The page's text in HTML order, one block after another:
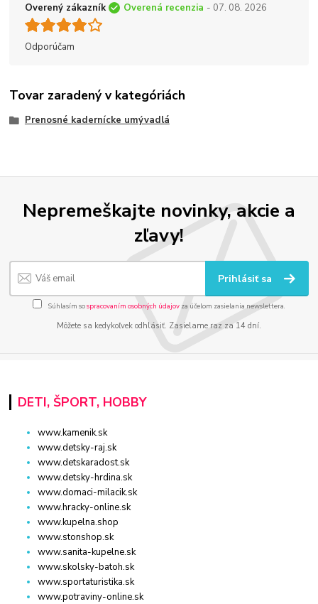
Overený zákazník Overená recenzia - 07. 08. 2026
Odporúčam
Tovar zaradený v kategóriách
Prenosné kadernícke umývadlá
Nepremeškajte novinky, akcie a
zľavy!
Prihlásiť sa
Súhlasím sospracovaním osobných údajov za účelom zasielania newslettera.
Môžete sa kedykoľvek odhlásiť. Zasielame raz za 14 dní.
DETI, ŠPORT, HOBBY
www.kamenik.sk
www.detsky-raj.sk
www.detskaradost.sk
www.detsky-hrdina.sk
www.domaci-milacik.sk
www.hracky-online.sk
www.kupelna.shop
www.stonshop.sk
www.sanita-kupelne.sk
www.skolsky-batoh.sk
www.sportaturistika.sk
www.potraviny-online.sk